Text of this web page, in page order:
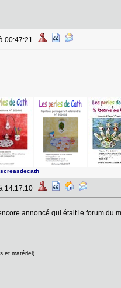
00:47:21
14:17:10
annoncé qui était le forum du
et matériel)